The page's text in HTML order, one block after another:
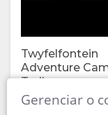
BAIXAR
VÍDEOS
Twyfelfontein
Adventure
Trailer
240 MB
Gerenciar o